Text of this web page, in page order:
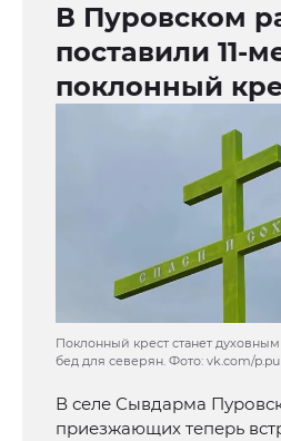
В Пуровском
поставили 11-
поклонный
Поклонный крест станет
бед для северян. Фото: vk.com/
В селе Сывдарма
приезжающих теперь